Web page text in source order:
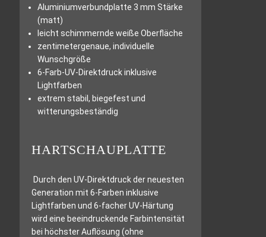
Aluminiumverbundplatte 3 mm Stärke
(matt)
leicht schimmernde weiße Oberfläche
zentimetergenaue, individuelle
Wunschgröße
6-Farb-UV-Direktdruck inklusive
Lightfarben
extrem stabil, biegefest und
witterungsbeständig
HARTSCHAUPLATTE
Durch den UV-Direktdruck der neuesten
Generation mit 6-Farben inklusive
Lightfarben und 6-facher UV-Härtung
wird eine beeindruckende Farbintensität
bei höchster Auflösung (ohne